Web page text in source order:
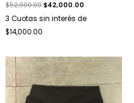
$52,900.00 $42,000.00
3 Cuotas sin interés de
$14,000.00